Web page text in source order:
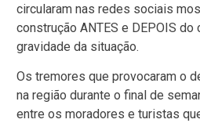
circularam nas redes sociais
construção ANTES e DEPOIS
gravidade da situação.
Os tremores que provocaram o
na região durante o final de
entre os moradores e turistas